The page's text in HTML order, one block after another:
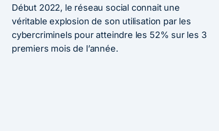
Début 2022, le réseau social connait une
véritable explosion de son utilisation par les
cybercriminels pour atteindre les 52% sur les 3
premiers mois de l’année.